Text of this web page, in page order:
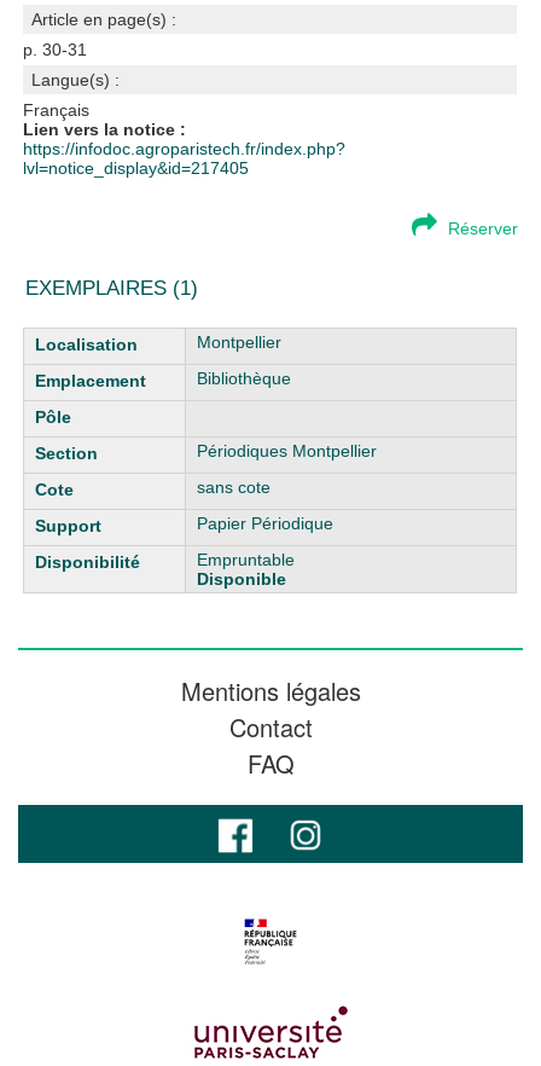
Article en page(s) :
p. 30-31
Langue(s) :
Français
Lien vers la notice :
https://infodoc.agroparistech.fr/index.php?
lvl=notice_display&id=217405
Réserver
EXEMPLAIRES (1)
Liste des exemplaires
Montpellier
Bibliothèque
Périodiques Montpellier
sans cote
Papier Périodique
Empruntable
Disponible
Mentions légales
Contact
FAQ